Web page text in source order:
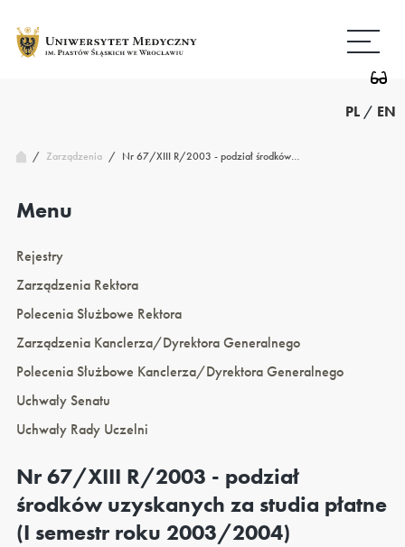
treści
strony
PL / EN
/ Zarządzenia / Nr 67/XIII R/2003 - podział środków…
Menu
Rejestry
Zarządzenia Rektora
Polecenia Służbowe Rektora
Zarządzenia Kanclerza/Dyrektora Generalnego
Polecenia Służbowe Kanclerza/Dyrektora Generalnego
Uchwały Senatu
Uchwały Rady Uczelni
Nr 67/XIII R/2003 - podział
środków uzyskanych za studia płatne
(I semestr roku 2003/2004)